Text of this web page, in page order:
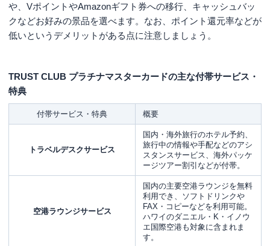
や、VポイントやAmazonギフト券への移行、キャッシュバッ
クなどお好みの景品を選べます。なお、ポイント還元率などが
低いというデメリットがある点に注意しましょう。
TRUST CLUB プラチナマスターカードの主な付帯サービス・
特典
付帯サービス・特典 概要
トラベルデスクサービス
国内・海外旅行のホテル予約、
旅行中の情報や手配などのアシ
スタンスサービス、海外パッケ
ージツアー割引などが付帯。
空港ラウンジサービス
国内の主要空港ラウンジを無料
利用でき、ソフトドリンクや
FAX・コピーなどを利用可能。
ハワイのダニエル・K・イノウ
エ国際空港も対象に含まれま
す。